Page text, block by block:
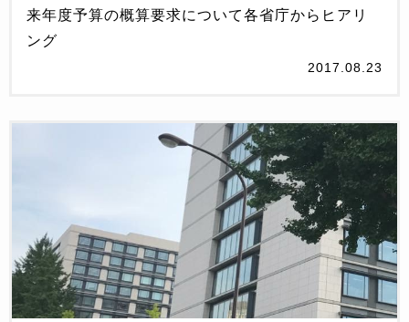
来年度予算の概算要求について各省庁からヒアリ
ング
2017.08.23